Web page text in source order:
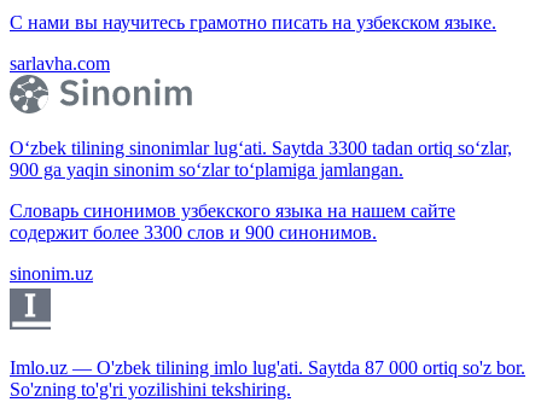
С нами вы научитесь грамотно писать на узбекском языке.
sarlavha.com
O‘zbek tilining sinonimlar lug‘ati. Saytda 3300 tadan ortiq so‘zlar,
900 ga yaqin sinonim so‘zlar to‘plamiga jamlangan.
Словарь синонимов узбекского языка на нашем сайте
содержит более 3300 слов и 900 синонимов.
sinonim.uz
Imlo.uz — O'zbek tilining imlo lug'ati. Saytda 87 000 ortiq so'z bor.
So'zning to'g'ri yozilishini tekshiring.